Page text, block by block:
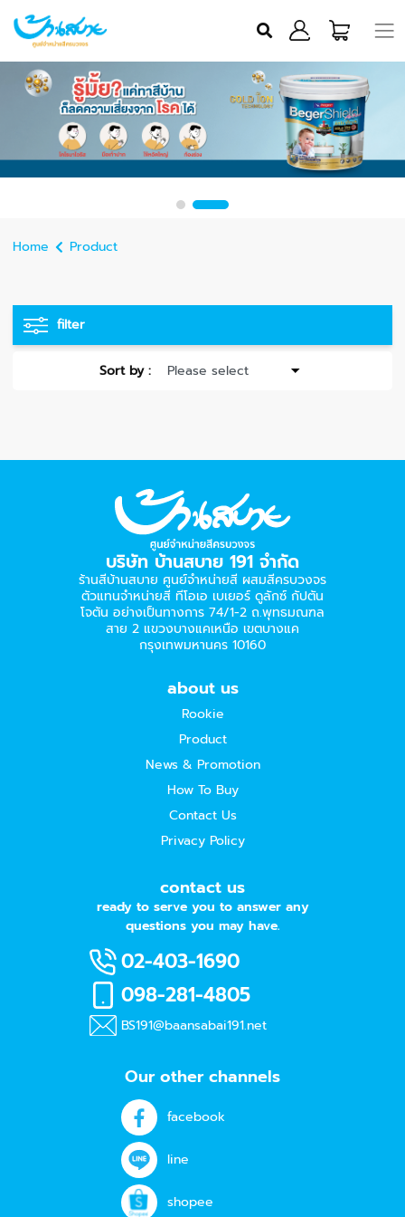
Home Product
filter
Sort by :
บริษัท บ้านสบาย 191 จำกัด
ร้านสีบ้านสบาย ศูนย์จำหน่ายสี ผสมสีครบวงจร
ตัวแทนจำหน่ายสี ทีโอเอ เบเยอร์​ ดูลักซ์ กัปตัน
โจตัน อย่างเป็นทางการ 74/1-2 ถ.พุทธมณฑล
สาย 2 แขวงบางแคเหนือ เขตบางแค
กรุงเทพมหานคร 10160
about us
Rookie
Product
News & Promotion
How To Buy
Contact Us
Privacy Policy
contact us
ready to serve you to answer any
questions you may have.
02-403-1690
098-281-4805
BS191@baansabai191.net
Our other channels
facebook
line
shopee